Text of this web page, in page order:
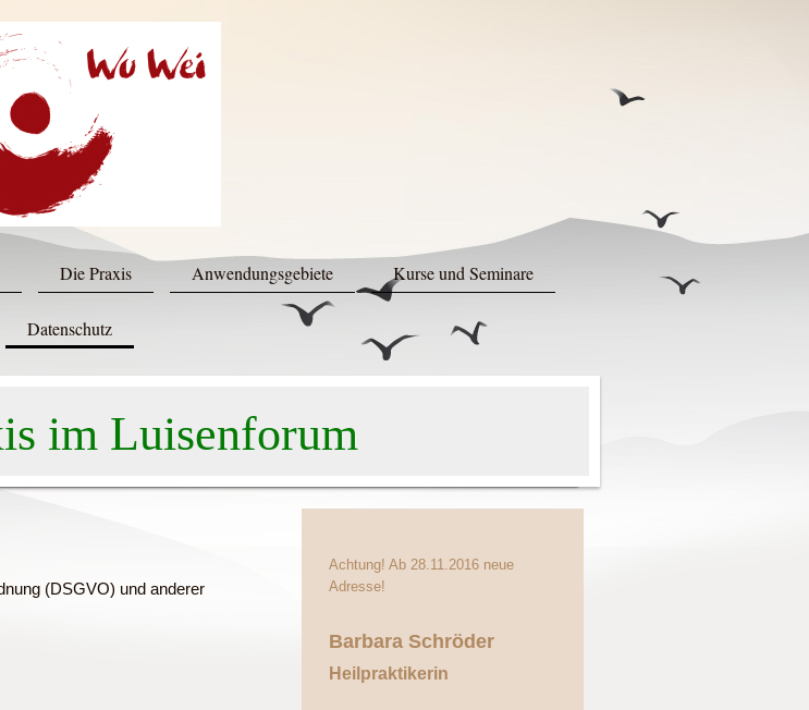
Die Praxis Anwendungsgebiete Kurse und Seminare
Datenschutz
im Luisenforum
(DSGVO) und anderer
Achtung! Ab 28.11.2016 neue
Adresse!
Barbara Schröder
Heilpraktikerin